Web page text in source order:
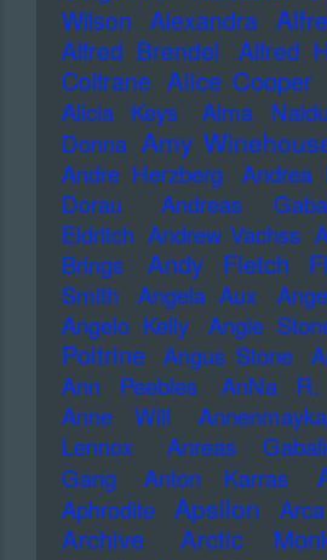
Wilson Alexandra
Alfred Brendel Alfred
Coltrane Alice Cooper
Alicia Keys Alma Naidu
Donna Amy
Andre Herzberg
Andrea
Dorau
Andreas
Eldritch Andrew Vachss
Brings
Andy Fletch
Smith
Angela Aux
Angelo Kelly
Angie
Poitrine Angus Stone
Ann Peebles
AnNa R.
Anne Will
Lennox
Anreas
Gang
Anton Karras
Aphrodite Apsilon Arca
Archive Arctic